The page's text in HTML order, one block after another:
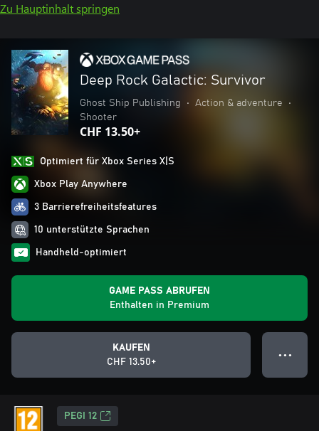
Zu Hauptinhalt springen
Deep Rock Galactic: Survivor
Ghost Ship Publishing • Action & adventure
•
Shooter
CHF 13.50+
Optimiert für Xbox Series X|S
Xbox Play Anywhere
3 Barrierefreiheitsfeatures
10 unterstützte Sprachen
Handheld-optimiert
GAME PASS ABRUFEN
Enthalten in Premium
KAUFEN
CHF 13.50+
● ● ●
PEGI 12